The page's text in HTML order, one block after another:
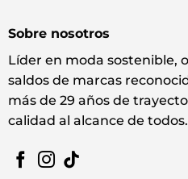
Las
opciones
pueden
elegir
en
página
de
Sobre nosotros
Líder en moda sostenible,
saldos de marcas
más de 29 años de
calidad al alcance de todos.